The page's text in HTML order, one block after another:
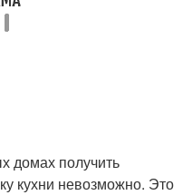
домах получить
кухни невозможно. Это